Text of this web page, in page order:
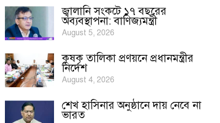
জ্বালানি সংকটে ১৭ বছরের
অব্যবস্থাপনা: বাণিজ্যমন্ত্রী
August 5, 2026
কৃষক তালিকা প্রণয়নে প্রধানমন্ত্রীর
নির্দেশ
August 4, 2026
শেখ হাসিনার অনুষ্ঠানে দায় নেবে না
ভারত